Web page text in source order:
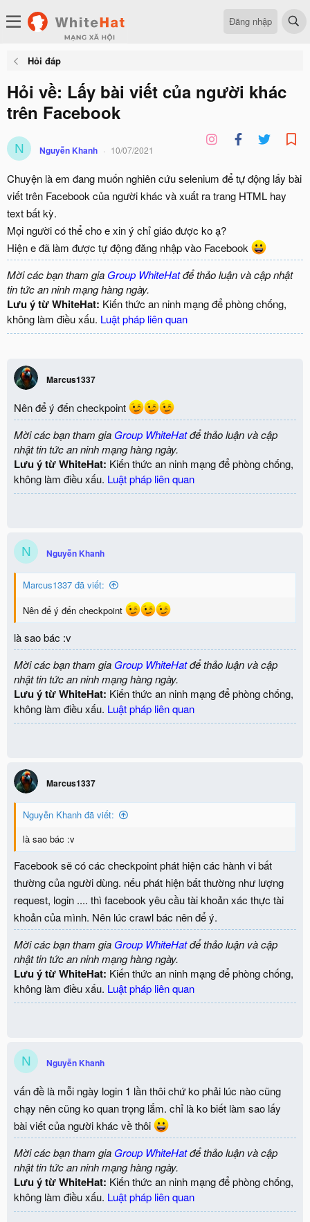
Đăng nhập
Hỏi đáp
Hỏi về: Lấy bài viết của người khác
trên Facebook
N Nguyễn Khanh 10/07/2021
Chuyện là em đang muốn nghiên cứu selenium để tự động lấy bài
viết trên Facebook của người khác và xuất ra trang HTML hay
text bất kỳ.
Mọi người có thể cho e xin ý chỉ giáo được ko ạ?
Hiện e đã làm được tự động đăng nhập vào Facebook
Mời các bạn tham gia Group WhiteHatđể thảo luận và cập nhật
tin tức an ninh mạng hàng ngày.
Lưu ý từ WhiteHat: Kiến thức an ninh mạng để phòng chống,
không làm điều xấu. Luật pháp liên quan
Marcus1337
Nên để ý đến checkpoint
Mời các bạn tham gia Group WhiteHatđể thảo luận và cập
nhật tin tức an ninh mạng hàng ngày.
Lưu ý từ WhiteHat: Kiến thức an ninh mạng để phòng chống,
không làm điều xấu. Luật pháp liên quan
N Nguyễn Khanh
Marcus1337 đã viết:
Nên để ý đến checkpoint
là sao bác :v
Mời các bạn tham gia Group WhiteHatđể thảo luận và cập
nhật tin tức an ninh mạng hàng ngày.
Lưu ý từ WhiteHat: Kiến thức an ninh mạng để phòng chống,
không làm điều xấu. Luật pháp liên quan
Marcus1337
Nguyễn Khanh đã viết:
là sao bác :v
Facebook sẽ có các checkpoint phát hiện các hành vi bất
thường của người dùng. nếu phát hiện bất thường như lượng
request, login .... thì facebook yêu cầu tài khoản xác thực tài
khoản của mình. Nên lúc crawl bác nên để ý.
Mời các bạn tham gia Group WhiteHatđể thảo luận và cập
nhật tin tức an ninh mạng hàng ngày.
Lưu ý từ WhiteHat: Kiến thức an ninh mạng để phòng chống,
không làm điều xấu. Luật pháp liên quan
N Nguyễn Khanh
vấn đề là mỗi ngày login 1 lần thôi chứ ko phải lúc nào cũng
chạy nên cũng ko quan trọng lắm. chỉ là ko biết làm sao lấy
bài viết của người khác về thôi
Mời các bạn tham gia Group WhiteHatđể thảo luận và cập
nhật tin tức an ninh mạng hàng ngày.
Lưu ý từ WhiteHat: Kiến thức an ninh mạng để phòng chống,
không làm điều xấu. Luật pháp liên quan